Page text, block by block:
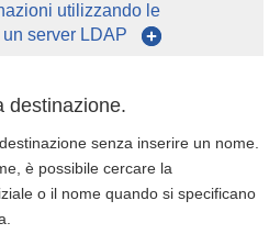
utilizzando le
server LDAP
destinazione.
senza inserire un nome.
è possibile cercare la
o il nome quando si specificano